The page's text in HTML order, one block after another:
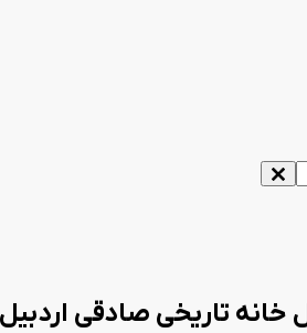
خانه تاریخی صادقی